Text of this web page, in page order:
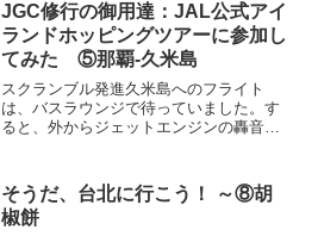
JGC修行の御用達：JAL公式アイ
ランドホッピングツアーに参加し
てみた ⑤那覇‐久米島
スクランブル発進久米島へのフライト
は、バスラウンジで待っていました。す
ると、外からジェットエンジンの轟音
走族の車が走り出したような轟音です。
なにかと思って外を見たら、ま...
そうだ、台北に行こう！ ～⑧胡
椒餅